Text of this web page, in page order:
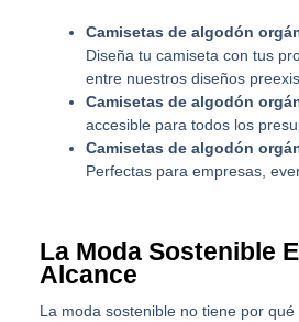
Camisetas de algodón
Diseña tu camiseta con tus
entre nuestros diseños
Camisetas de algodón
accesible para todos los
Camisetas de algodón
Perfectas para empresas,
La Moda Sostenible
Alcance
La moda sostenible no tiene por